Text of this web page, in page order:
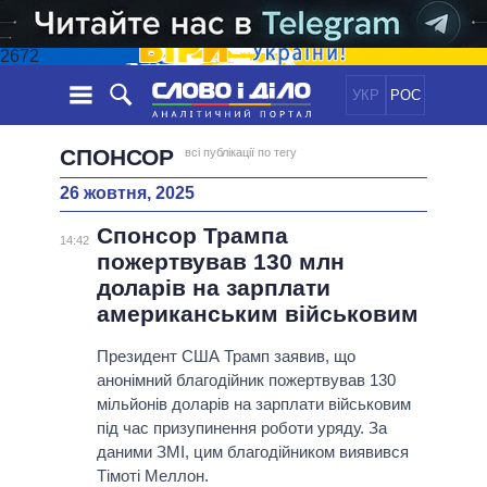
2672
УКР РОС
НОВИНИ
СТРІЧКА
ПОДІЇ
СТАТТІ
ДУМКИ
ОГЛЯДИ
ДАЙДЖЕСТИ
ЕКОНОМІКА
СУСПІЛЬСТВО
СВІТ
ПОЛIТИКИ
УСІ ПОЛІТИКИ
ПРЕЗИДЕНТ І ОФІС
ВЕРХОВНА РАДА
КАБІНЕТ МІНІСТРІВ
ГОЛОВИ ОБЛАДМІНІСТРАЦІЙ
МЕРИ МІСТ
ІНФОГРАФІКА
ВІДЕО
ПІДТРИМАТИ
ПОРІВНЯННЯ ПОЛІТИКІВ
СПОНСОР всі публікації по тегу
26 жовтня, 2025
14:42 Спонсор Трампа
пожертвував 130 млн
доларів на зарплати
американським військовим
Президент США Трамп заявив, що
анонімний благодійник пожертвував 130
мільйонів доларів на зарплати військовим
під час призупинення роботи уряду. За
даними ЗМІ, цим благодійником виявився
Тімоті Меллон.